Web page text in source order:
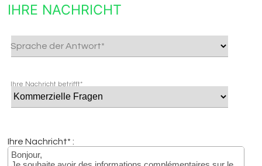
IHRE NACHRICHT
Sprache der Antwort*
Ihre Nachricht betrifft*
Ihre Nachricht* :